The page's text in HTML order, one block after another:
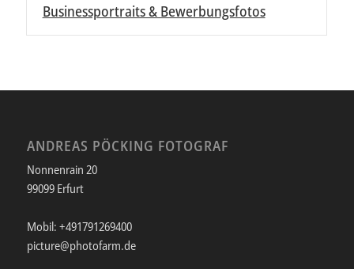
Businessportraits & Bewerbungsfotos
ANDREAS PÖCKING FOTOGRAF
Nonnenrain 20
99099 Erfurt
Mobil: +491791269400
picture@photofarm.de